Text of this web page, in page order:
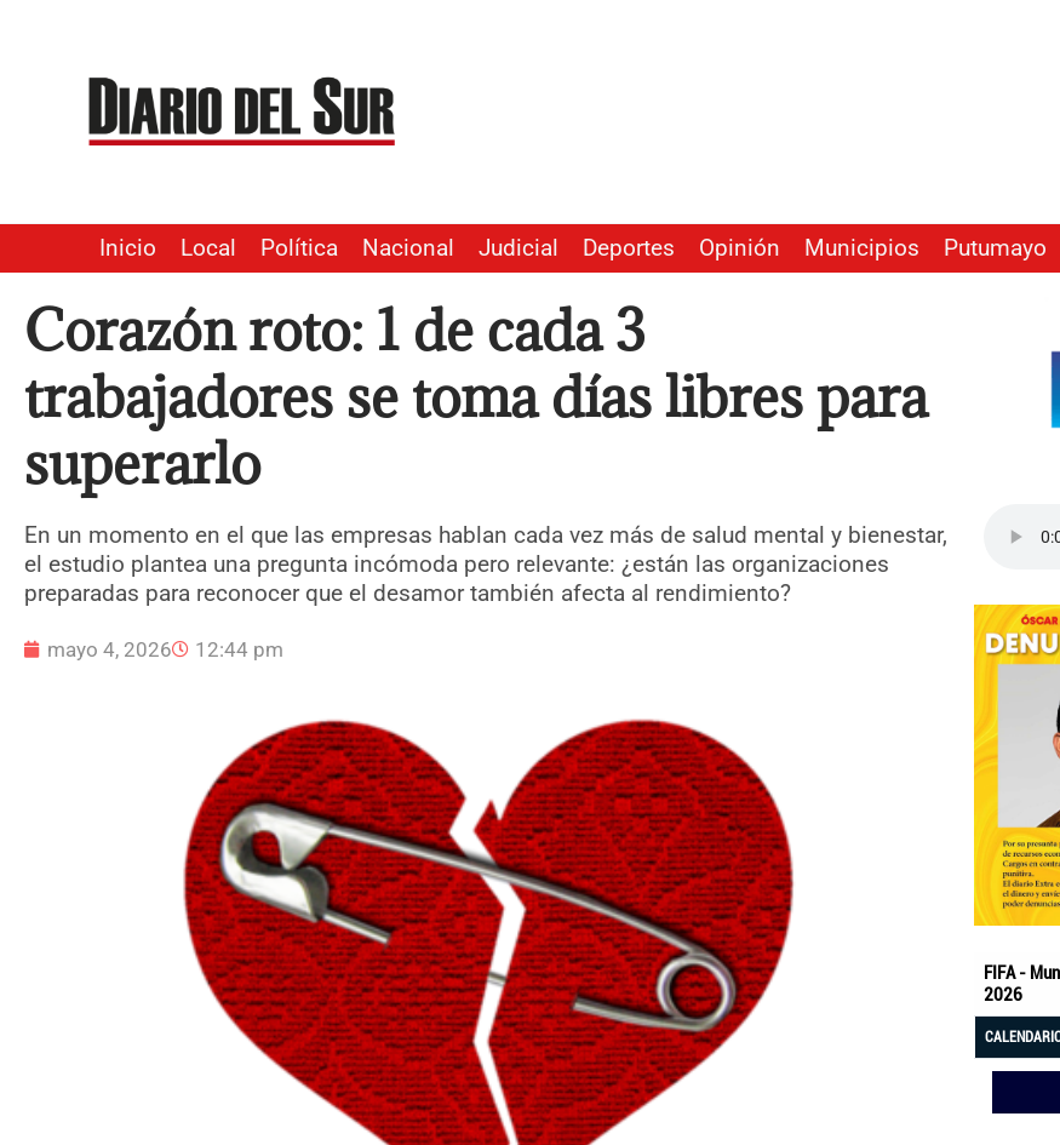
contenido
Inicio Local Política Nacional Judicial Deportes Opinión Municipios Putumayo
Corazón roto: 1 de cada 3
trabajadores se toma días libres para
superarlo
En un momento en el que las empresas hablan cada vez más de salud mental y bienestar,
el estudio plantea una pregunta incómoda pero relevante: ¿están las organizaciones
preparadas para reconocer que el desamor también afecta al rendimiento?
mayo 4, 2026 12:44 pm